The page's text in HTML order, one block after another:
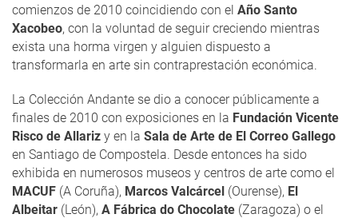
comienzos de 2010 coincidiendo con el Año Santo
Xacobeo, con la voluntad de seguir creciendo mientras
exista una horma virgen y alguien dispuesto a
transformarla en arte sin contraprestación económica.
La Colección Andante se dio a conocer públicamente a
finales de 2010 con exposiciones en la Fundación Vicente
Risco de Allariz y en la Sala de Arte de El Correo Gallego
en Santiago de Compostela. Desde entonces ha sido
exhibida en numerosos museos y centros de arte como el
MACUF (A Coruña), Marcos Valcárcel (Ourense), El
Albeitar (León), A Fábrica do Chocolate (Zaragoza) o el